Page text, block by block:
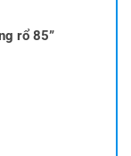
rổ 85”